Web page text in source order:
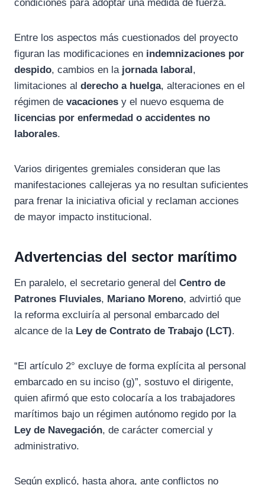
condiciones para adoptar una medida de fuerza.
Entre los aspectos más cuestionados del proyecto
figuran las modificaciones en indemnizaciones por
despido, cambios en la jornada laboral,
limitaciones al derecho a huelga, alteraciones en el
régimen de vacaciones y el nuevo esquema de
licencias por enfermedad o accidentes no
laborales.
Varios dirigentes gremiales consideran que las
manifestaciones callejeras ya no resultan suficientes
para frenar la iniciativa oficial y reclaman acciones
de mayor impacto institucional.
Advertencias del sector marítimo
En paralelo, el secretario general del Centro de
Patrones Fluviales, Mariano Moreno, advirtió que
la reforma excluiría al personal embarcado del
alcance de la Ley de Contrato de Trabajo (LCT).
“El artículo 2° excluye de forma explícita al personal
embarcado en su inciso (g)”, sostuvo el dirigente,
quien afirmó que esto colocaría a los trabajadores
marítimos bajo un régimen autónomo regido por la
Ley de Navegación, de carácter comercial y
administrativo.
Según explicó, hasta ahora, ante conflictos no